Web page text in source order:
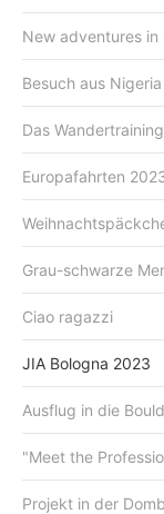
New adventures in
Besuch aus Nigeria
Das
Europafahrten
Grau-schwarze
Ciao ragazzi
JIA Bologna 2023
Ausflug in die
"Meet the
Projekt in der